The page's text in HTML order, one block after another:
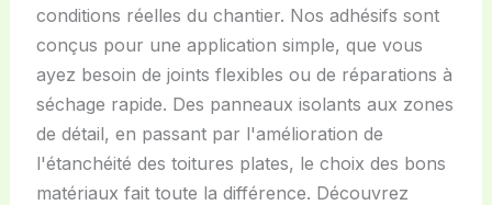
conditions réelles du chantier. Nos adhésifs sont
conçus pour une application simple, que vous
ayez besoin de joints flexibles ou de réparations à
séchage rapide. Des panneaux isolants aux zones
de détail, en passant par l'amélioration de
l'étanchéité des toitures plates, le choix des bons
matériaux fait toute la différence. Découvrez